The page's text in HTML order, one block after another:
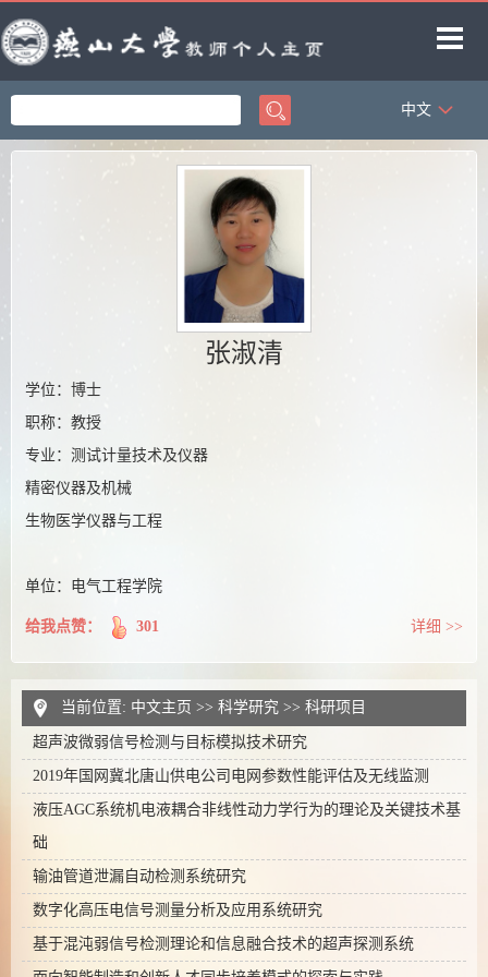
首页
科学研究
中文
张淑清
学位：博士
职称：教授
专业：测试计量技术及仪器
精密仪器及机械
生物医学仪器与工程
单位：电气工程学院
给我点赞： 301 详细 >>
当前位置: 中文主页 >> 科学研究 >> 科研项目
超声波微弱信号检测与目标模拟技术研究
2019年国网冀北唐山供电公司电网参数性能评估及无线监测
液压AGC系统机电液耦合非线性动力学行为的理论及关键技术基
础
输油管道泄漏自动检测系统研究
数字化高压电信号测量分析及应用系统研究
基于混沌弱信号检测理论和信息融合技术的超声探测系统